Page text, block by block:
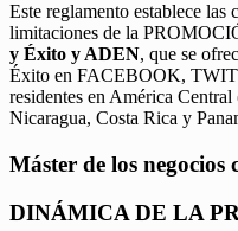
Este reglamento establece las
limitaciones de la
y Éxito y ADEN, que se
Éxito en FACEBOOK,
residentes en América
Nicaragua, Costa Rica y
Máster de los
DINÁMICA DE LA